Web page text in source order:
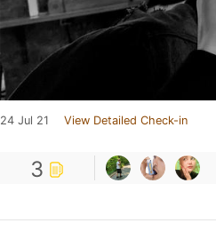
24 Jul 21 View Detailed Check-in
3